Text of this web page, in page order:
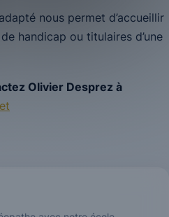
nous permet d’accueillir
handicap ou titulaires d’une
Olivier Desprez à